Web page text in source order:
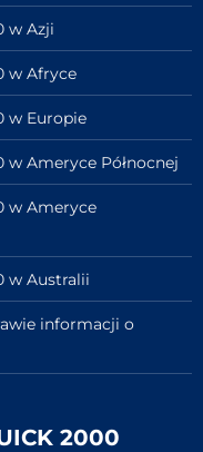
w Azji
w Afryce
w Europie
Ameryce Północnej
w Ameryce
w Australii
informacji o
2000